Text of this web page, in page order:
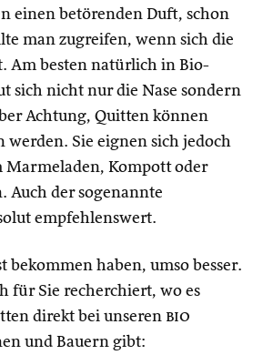
einen betörenden Duft, schon
man zugreifen, wenn sich die
Am besten natürlich in Bio-
sich nicht nur die Nase sondern
Achtung, Quitten können
werden. Sie eignen sich jedoch
Marmeladen, Kompott oder
Auch der sogenannte
empfehlenswert.
bekommen haben, umso besser.
für Sie recherchiert, wo es
direkt bei unseren bio
und Bauern gibt: